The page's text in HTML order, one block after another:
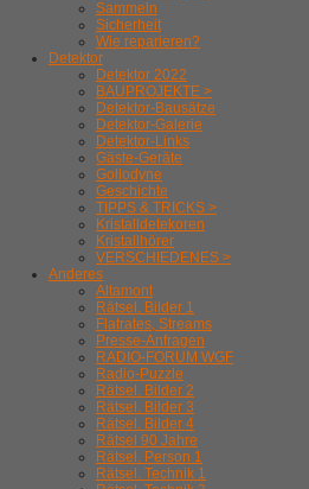
Sammeln
Sicherheit
Wie reparieren?
Detektor
Detektor 2022
BAUPROJEKTE >
Detektor-Bausätze
Detektor-Galerie
Detektor-Links
Gäste-Geräte
Gollodyne
Geschichte
TIPPS & TRICKS >
Kristalldetekoren
Kristallhörer
VERSCHIEDENES >
Anderes
Altamont
Rätsel. Bilder 1
Flatrates, Streams
Presse-Anfragen
RADIO-FORUM WGF
Radio-Puzzle
Rätsel. Bilder 2
Rätsel. Bilder 3
Rätsel. Bilder 4
Rätsel 90 Jahre
Rätsel. Person 1
Rätsel. Technik 1